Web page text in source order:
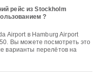
рейс из Stockholm
?
Вы можете посмотреть это
варианты перелётов на